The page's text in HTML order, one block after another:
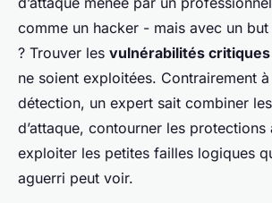
comme un hacker - mais avec un but
? Trouver les vulnérabilités critiques
ne soient exploitées. Contrairement
détection, un expert sait combiner
d’attaque, contourner les protections
exploiter les petites failles logiques
aguerri peut voir.